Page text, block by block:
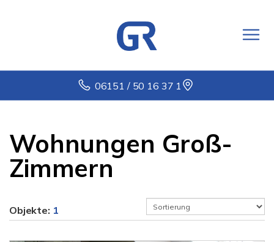
06151 / 50 16 37 1
Wohnungen Groß-
Zimmern
Objekte: 1